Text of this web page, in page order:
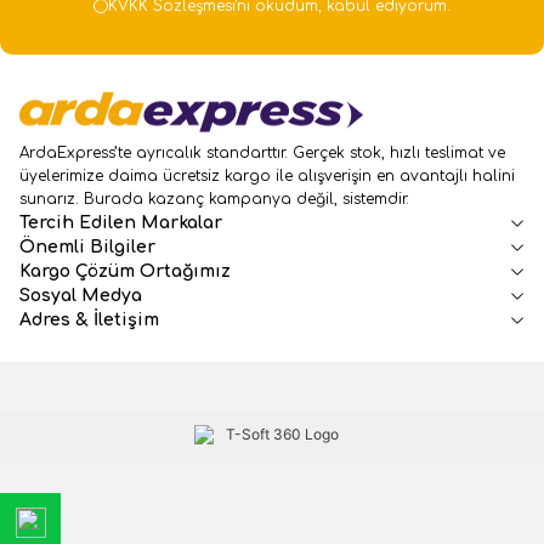
KVKK Sözleşmesi'niokudum, kabul ediyorum.
ArdaExpress’te ayrıcalık standarttır. Gerçek stok, hızlı teslimat ve
üyelerimize daima ücretsiz kargo ile alışverişin en avantajlı halini
sunarız. Burada kazanç kampanya değil, sistemdir.
Tercih Edilen Markalar
Önemli Bilgiler
Kargo Çözüm Ortağımız
Sosyal Medya
Adres & İletişim